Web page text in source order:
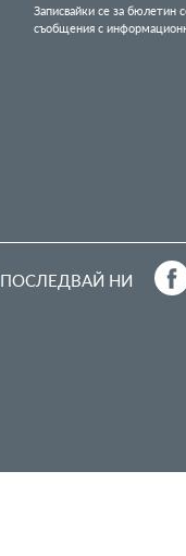
Записвайки се за бюлетин
съобщения с
ПОСЛЕДВАЙ НИ